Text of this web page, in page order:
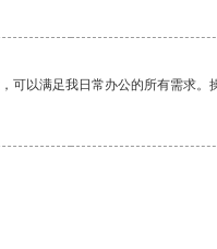
以满足我日常办公的所有需求。